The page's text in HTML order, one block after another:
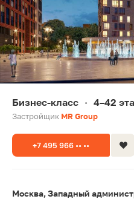
Бизнес-класс • 4–42
Застройщик MR Group
+7 495 966 •• ••
Москва, Западный